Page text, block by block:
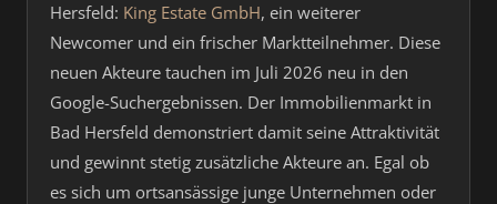
Hersfeld: King Estate GmbH, ein weiterer
Newcomer und ein frischer Marktteilnehmer. Diese
neuen Akteure tauchen im Juli 2026 neu in den
Google-Suchergebnissen. Der Immobilienmarkt in
Bad Hersfeld demonstriert damit seine Attraktivität
und gewinnt stetig zusätzliche Akteure an. Egal ob
es sich um ortsansässige junge Unternehmen oder